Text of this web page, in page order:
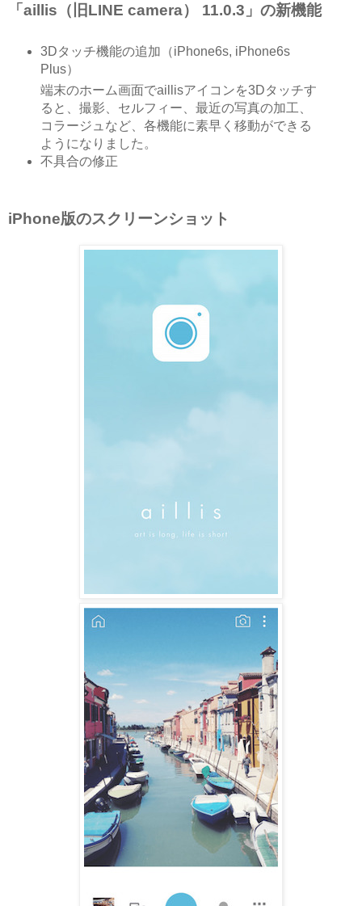
「aillis（旧LINE camera） 11.0.3」の新機能
3Dタッチ機能の追加（iPhone6s, iPhone6s
Plus）
端末のホーム画面でaillisアイコンを3Dタッチす
ると、撮影、セルフィー、最近の写真の加工、
コラージュなど、各機能に素早く移動ができる
ようになりました。
不具合の修正
iPhone版のスクリーンショット